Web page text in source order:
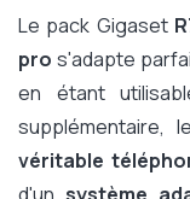
Le pack Gigaset
pro s'adapte
en étant
supplémentaire,
véritable